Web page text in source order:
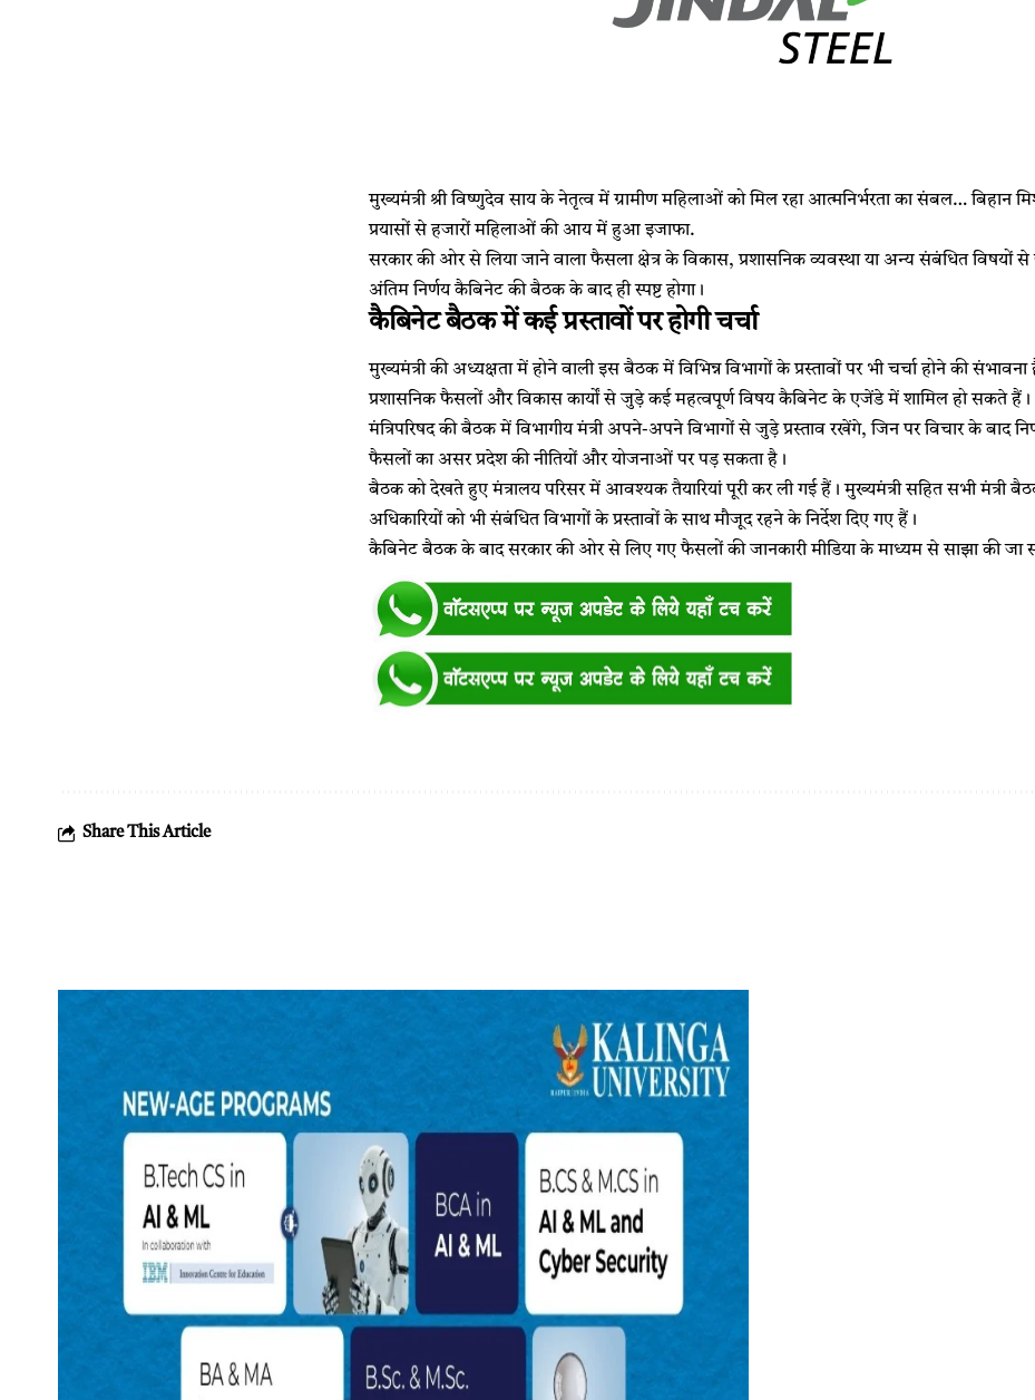
मुख्यमंत्री श्री विष्णुदेव साय के नेतृत्व में ग्रामीण महिलाओं को मिल रहा आत्मनिर्भरता का संबल… बिहान
प्रयासों से हजारों महिलाओं की आय में हुआ इजाफा.
सरकार की ओर से लिया जाने वाला फैसला क्षेत्र के विकास, प्रशासनिक व्यवस्था या अन्य संबंधित विषयों
अंतिम निर्णय कैबिनेट की बैठक के बाद ही स्पष्ट होगा।
कैबिनेट बैठक में कई प्रस्तावों पर होगी चर्चा
मुख्यमंत्री की अध्यक्षता में होने वाली इस बैठक में विभिन्न विभागों के प्रस्तावों पर भी चर्चा होने की
प्रशासनिक फैसलों और विकास कार्यों से जुड़े कई महत्वपूर्ण विषय कैबिनेट के एजेंडे में शामिल हो सकते हैं।
मंत्रिपरिषद की बैठक में विभागीय मंत्री अपने-अपने विभागों से जुड़े प्रस्ताव रखेंगे, जिन पर विचार के बाद
फैसलों का असर प्रदेश की नीतियों और योजनाओं पर पड़ सकता है।
बैठक को देखते हुए मंत्रालय परिसर में आवश्यक तैयारियां पूरी कर ली गई हैं। मुख्यमंत्री सहित सभी मंत्री
अधिकारियों को भी संबंधित विभागों के प्रस्तावों के साथ मौजूद रहने के निर्देश दिए गए हैं।
कैबिनेट बैठक के बाद सरकार की ओर से लिए गए फैसलों की जानकारी मीडिया के माध्यम से साझा की जा
Share This Article